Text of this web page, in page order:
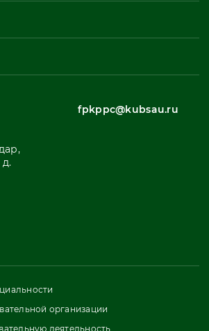
обучение
fpkppc@kubsau.ru
организации
деятельность